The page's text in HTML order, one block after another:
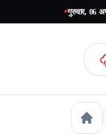
गुरुवार, 06
national